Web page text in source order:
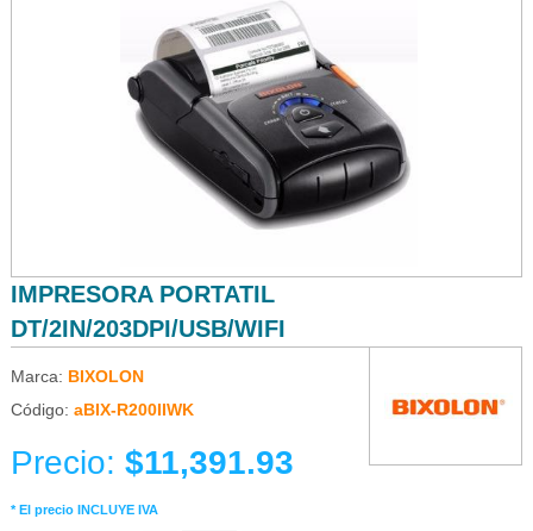
IMPRESORA PORTATIL
DT/2IN/203DPI/USB/WIFI
Marca: BIXOLON
Código: aBIX-R200IIWK
Precio: $11,391.93
* El precio INCLUYE IVA